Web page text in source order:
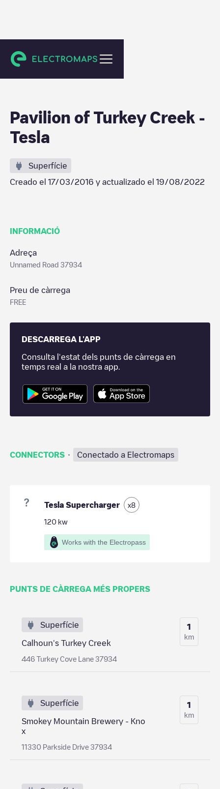
Knoxville
Pavilion of Turkey Creek -
Tesla
Superfície
Creado el 17/03/2016 y actualizado el 19/08/2022
INFORMACIÓ
Adreça
Unnamed Road 37934
Preu de càrrega
FREE
DESCARREGA L'APP
Consulta l'estat dels punts de càrrega en
temps real a la nostra app.
CONNECTORS · Conectado a Electromaps
Tesla Supercharger x8
120 kw
Works with the Electropass
PUNTS DE CÀRREGA MÉS PROPERS
Superfície
Calhoun's Turkey Creek
446 Turkey Cove Lane 37934
1
km
Superfície
Smokey Mountain Brewery - Kno
x
11330 Parkside Drive 37934
1
km